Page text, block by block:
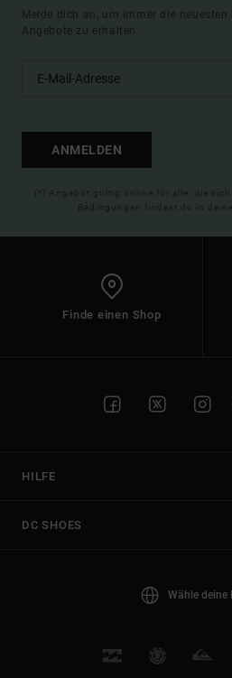
Melde dich an, um immer die neuesten
Angebote zu erhalten.
ANMELDEN
(*) Angebot gültig online für alle, die
Bedingungen findest du in
Finde einen Shop
HILFE
DC SHOES
Wähle deine